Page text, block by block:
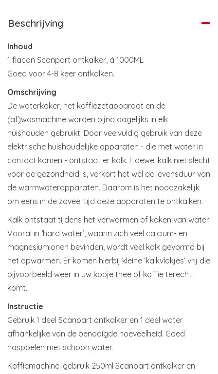
Beschrijving
Inhoud
1 flacon Scanpart ontkalker, á 1000ML
Goed voor 4-8 keer ontkalken.
Omschrijving
De waterkoker, het koffiezetapparaat en de
(af)wasmachine worden bijna dagelijks in elk
huishouden gebruikt. Door veelvuldig gebruik van deze
elektrische huishoudelijke apparaten - die met water in
contact komen - ontstaat er kalk. Hoewel kalk niet slecht
voor de gezondheid is, verkort het wel de levensduur van
de warmwaterapparaten. Daarom is het noodzakelijk
om eens in de zoveel tijd deze apparaten te ontkalken.
Kalk ontstaat tijdens het verwarmen of koken van water.
Vooral in ‘hard water’, waarin zich veel calcium- en
magnesiumionen bevinden, wordt veel kalk gevormd bij
het opwarmen. Er komen hierbij kleine ‘kalkvlokjes’ vrij die
bijvoorbeeld weer in uw kopje thee of koffie terecht
komt.
Instructie
Gebruik 1 deel Scanpart ontkalker en 1 deel water
afhankelijke van de benodigde hoeveelheid. Goed
naspoelen met schoon water.
Koffiemachine: gebruik 250ml Scanpart ontkalker en